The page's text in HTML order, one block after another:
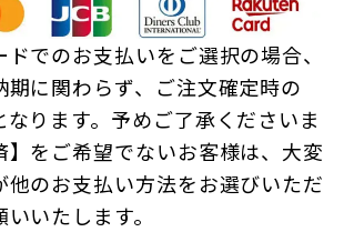
でのお支払いをご選択の場合、
期に関わらず、ご注文確定時の
なります。予めご了承くださいま
】をご希望でないお客様は、大変
他のお支払い方法をお選びいただ
いたします。